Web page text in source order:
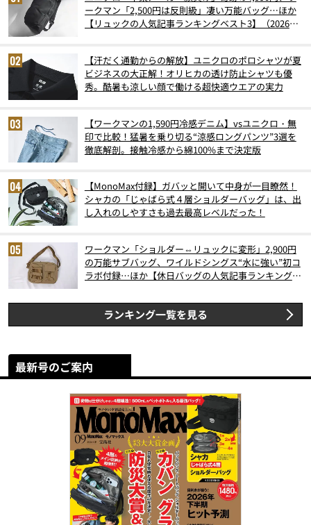
ークマン「2,500円は反則級」凄い万能バッグ…ほか
【リュックの人気記事ランキングベスト3】（2026年
【汗だく通勤からの解放】ユニクロのポロシャツが夏
ビジネスの大正解！オリヒカの透け防止シャツも優
秀。酷暑も涼しい顔で働ける超快適ウエアの実力
【ワークマンの1,590円冷感デニム】vsユニクロ・無
印で比較！猛暑を乗り切る“涼感ロングパンツ”3選を
徹底解剖。接触冷感から綿100%まで決定版
【MonoMax付録】ガバッと開いて中身が一目瞭然！
シャカの「じゃばら式４層ショルダーバッグ」は、出
し入れのしやすさも過去最高レベルだった！
ワークマン「ショルダー⇔リュックに変形」2,900円
の万能サブバッグ、ワイルドシングス“水に強い”初コ
ラボ付録…ほか【休日バッグの人気記事ランキングベ
ランキング一覧を見る
最新号のご案内